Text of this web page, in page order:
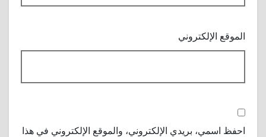
الموقع الإلكتروني
احفظ اسمي، بريدي الإلكتروني، والموقع الإلكتروني في هذا